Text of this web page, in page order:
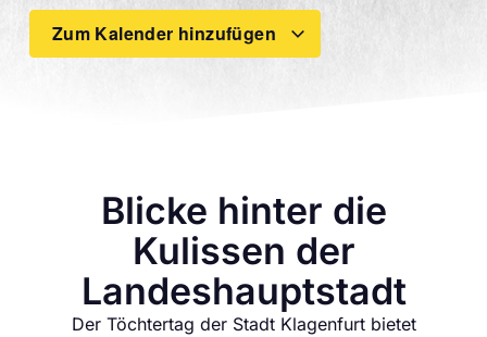
Zum Kalender hinzufügen
Blicke hinter die
Kulissen der
Landeshauptstadt
Der Töchtertag der Stadt Klagenfurt bietet